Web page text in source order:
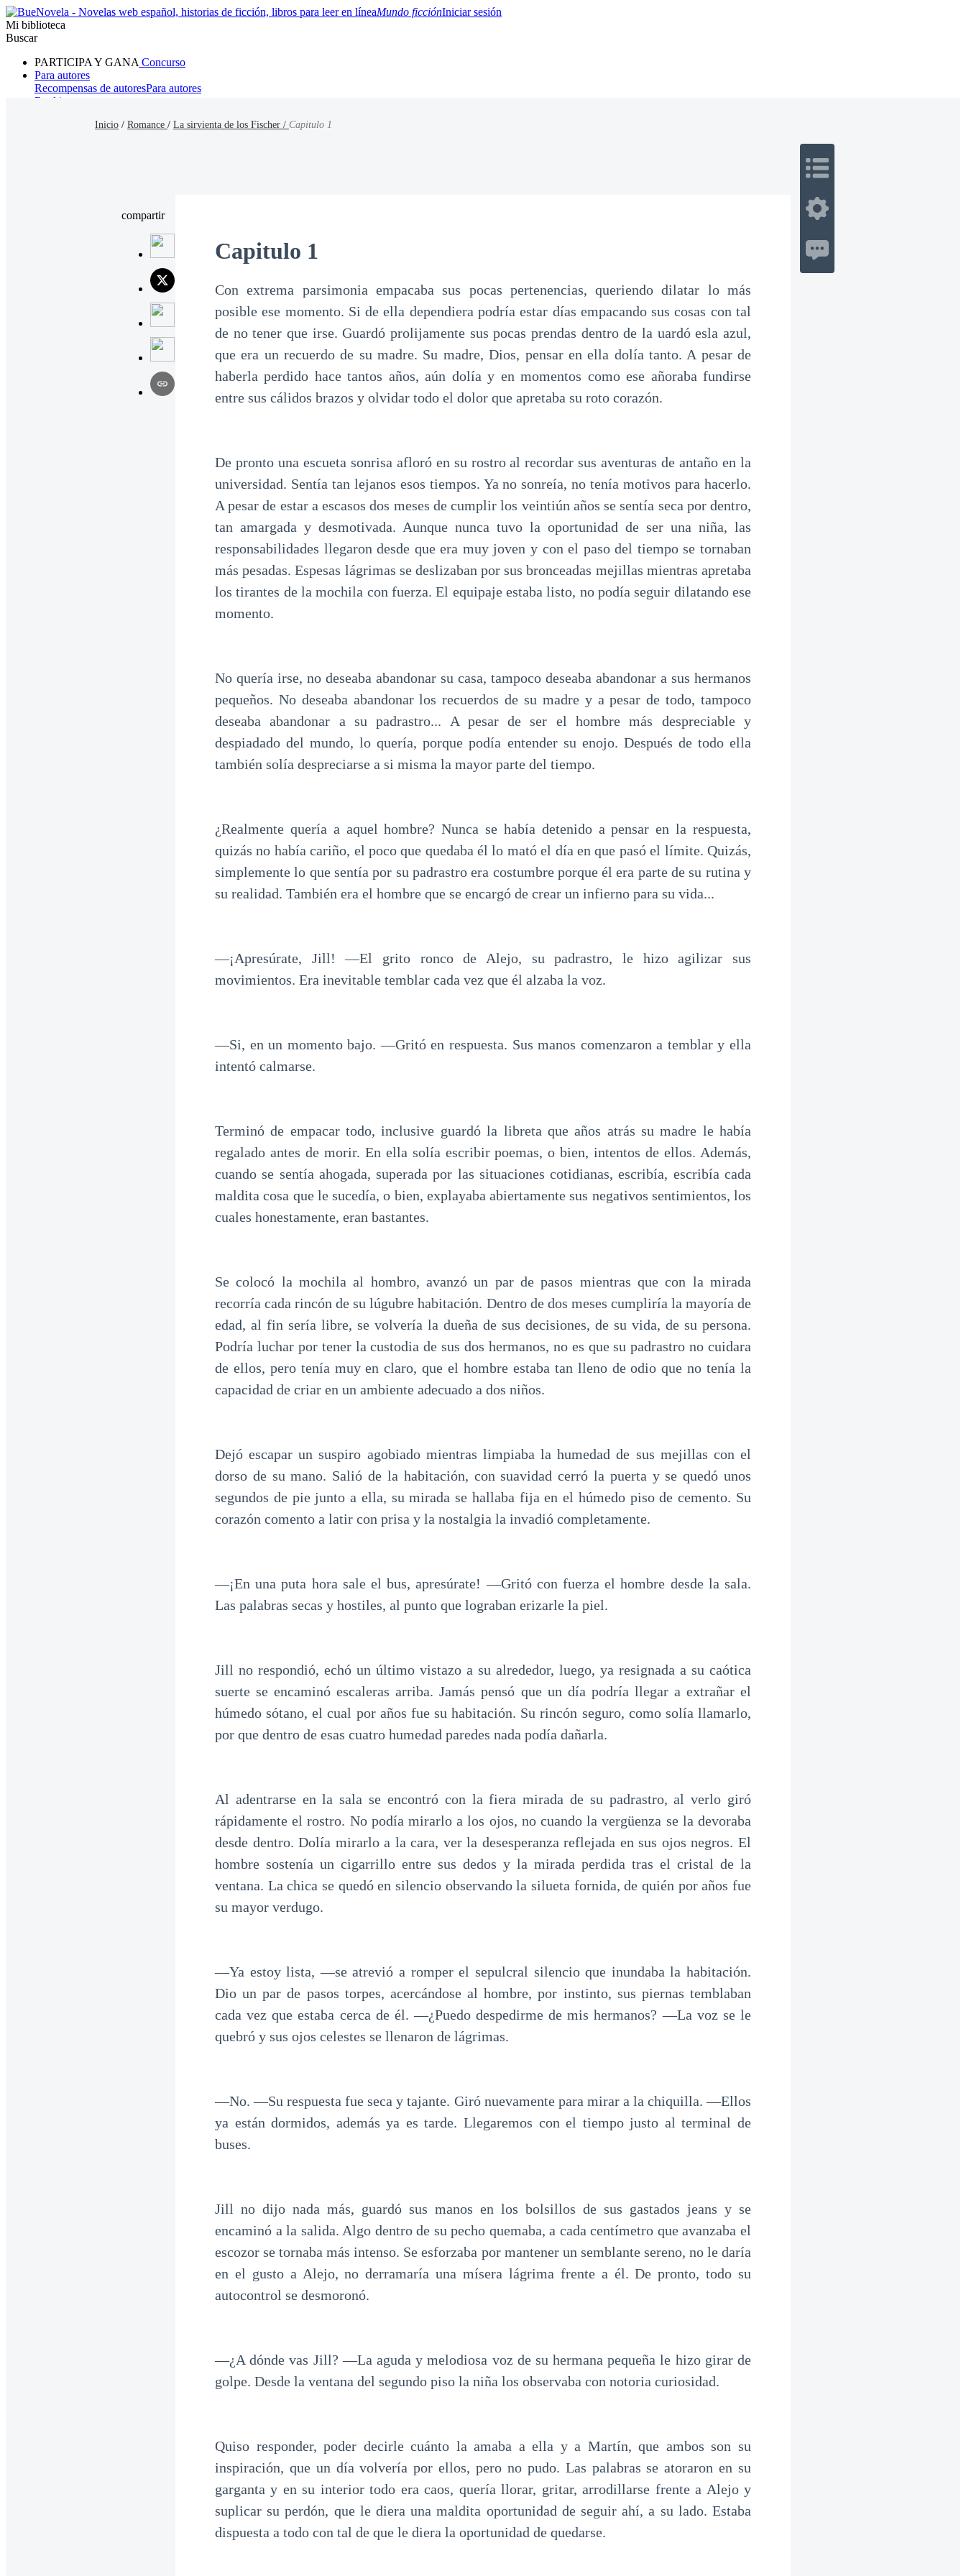
Mundo ficciónIniciar sesión
Mi biblioteca
Buscar
PARTICIPA Y GANA Concurso
Para autores
Recompensas de autoresPara autores
Ranking
Inicio / Romance / La sirvienta de los Fischer / Capitulo 1
compartir
Capitulo 1
Con extrema parsimonia empacaba sus pocas pertenencias, queriendo dilatar lo más
posible ese momento. Si de ella dependiera podría estar días empacando sus cosas con tal
de no tener que irse. Guardó prolijamente sus pocas prendas dentro de la uardó esla azul,
que era un recuerdo de su madre. Su madre, Dios, pensar en ella dolía tanto. A pesar de
haberla perdido hace tantos años, aún dolía y en momentos como ese añoraba fundirse
entre sus cálidos brazos y olvidar todo el dolor que apretaba su roto corazón.
De pronto una escueta sonrisa afloró en su rostro al recordar sus aventuras de antaño en la
universidad. Sentía tan lejanos esos tiempos. Ya no sonreía, no tenía motivos para hacerlo.
A pesar de estar a escasos dos meses de cumplir los veintiún años se sentía seca por dentro,
tan amargada y desmotivada. Aunque nunca tuvo la oportunidad de ser una niña, las
responsabilidades llegaron desde que era muy joven y con el paso del tiempo se tornaban
más pesadas. Espesas lágrimas se deslizaban por sus bronceadas mejillas mientras apretaba
los tirantes de la mochila con fuerza. El equipaje estaba listo, no podía seguir dilatando ese
momento.
No quería irse, no deseaba abandonar su casa, tampoco deseaba abandonar a sus hermanos
pequeños. No deseaba abandonar los recuerdos de su madre y a pesar de todo, tampoco
deseaba abandonar a su padrastro... A pesar de ser el hombre más despreciable y
despiadado del mundo, lo quería, porque podía entender su enojo. Después de todo ella
también solía despreciarse a si misma la mayor parte del tiempo.
¿Realmente quería a aquel hombre? Nunca se había detenido a pensar en la respuesta,
quizás no había cariño, el poco que quedaba él lo mató el día en que pasó el límite. Quizás,
simplemente lo que sentía por su padrastro era costumbre porque él era parte de su rutina y
su realidad. También era el hombre que se encargó de crear un infierno para su vida...
—¡Apresúrate, Jill! —El grito ronco de Alejo, su padrastro, le hizo agilizar sus
movimientos. Era inevitable temblar cada vez que él alzaba la voz.
—Si, en un momento bajo. —Gritó en respuesta. Sus manos comenzaron a temblar y ella
intentó calmarse.
Terminó de empacar todo, inclusive guardó la libreta que años atrás su madre le había
regalado antes de morir. En ella solía escribir poemas, o bien, intentos de ellos. Además,
cuando se sentía ahogada, superada por las situaciones cotidianas, escribía, escribía cada
maldita cosa que le sucedía, o bien, explayaba abiertamente sus negativos sentimientos, los
cuales honestamente, eran bastantes.
Se colocó la mochila al hombro, avanzó un par de pasos mientras que con la mirada
recorría cada rincón de su lúgubre habitación. Dentro de dos meses cumpliría la mayoría de
edad, al fin sería libre, se volvería la dueña de sus decisiones, de su vida, de su persona.
Podría luchar por tener la custodia de sus dos hermanos, no es que su padrastro no cuidara
de ellos, pero tenía muy en claro, que el hombre estaba tan lleno de odio que no tenía la
capacidad de criar en un ambiente adecuado a dos niños.
Dejó escapar un suspiro agobiado mientras limpiaba la humedad de sus mejillas con el
dorso de su mano. Salió de la habitación, con suavidad cerró la puerta y se quedó unos
segundos de pie junto a ella, su mirada se hallaba fija en el húmedo piso de cemento. Su
corazón comento a latir con prisa y la nostalgia la invadió completamente.
—¡En una puta hora sale el bus, apresúrate! —Gritó con fuerza el hombre desde la sala.
Las palabras secas y hostiles, al punto que lograban erizarle la piel.
Jill no respondió, echó un último vistazo a su alrededor, luego, ya resignada a su caótica
suerte se encaminó escaleras arriba. Jamás pensó que un día podría llegar a extrañar el
húmedo sótano, el cual por años fue su habitación. Su rincón seguro, como solía llamarlo,
por que dentro de esas cuatro humedad paredes nada podía dañarla.
Al adentrarse en la sala se encontró con la fiera mirada de su padrastro, al verlo giró
rápidamente el rostro. No podía mirarlo a los ojos, no cuando la vergüenza se la devoraba
desde dentro. Dolía mirarlo a la cara, ver la desesperanza reflejada en sus ojos negros. El
hombre sostenía un cigarrillo entre sus dedos y la mirada perdida tras el cristal de la
ventana. La chica se quedó en silencio observando la silueta fornida, de quién por años fue
su mayor verdugo.
—Ya estoy lista, —se atrevió a romper el sepulcral silencio que inundaba la habitación.
Dio un par de pasos torpes, acercándose al hombre, por instinto, sus piernas temblaban
cada vez que estaba cerca de él. —¿Puedo despedirme de mis hermanos? —La voz se le
quebró y sus ojos celestes se llenaron de lágrimas.
—No. —Su respuesta fue seca y tajante. Giró nuevamente para mirar a la chiquilla. —Ellos
ya están dormidos, además ya es tarde. Llegaremos con el tiempo justo al terminal de
buses.
Jill no dijo nada más, guardó sus manos en los bolsillos de sus gastados jeans y se
encaminó a la salida. Algo dentro de su pecho quemaba, a cada centímetro que avanzaba el
escozor se tornaba más intenso. Se esforzaba por mantener un semblante sereno, no le daría
en el gusto a Alejo, no derramaría una mísera lágrima frente a él. De pronto, todo su
autocontrol se desmoronó.
—¿A dónde vas Jill? —La aguda y melodiosa voz de su hermana pequeña le hizo girar de
golpe. Desde la ventana del segundo piso la niña los observaba con notoria curiosidad.
Quiso responder, poder decirle cuánto la amaba a ella y a Martín, que ambos son su
inspiración, que un día volvería por ellos, pero no pudo. Las palabras se atoraron en su
garganta y en su interior todo era caos, quería llorar, gritar, arrodillarse frente a Alejo y
suplicar su perdón, que le diera una maldita oportunidad de seguir ahí, a su lado. Estaba
dispuesta a todo con tal de que le diera la oportunidad de quedarse.